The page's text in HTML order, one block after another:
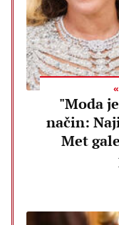
"Moda
način:
Met